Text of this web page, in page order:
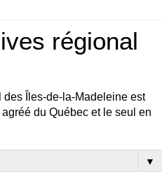
régional
des Îles-de-la-Madeleine est
du Québec et le seul en
▼